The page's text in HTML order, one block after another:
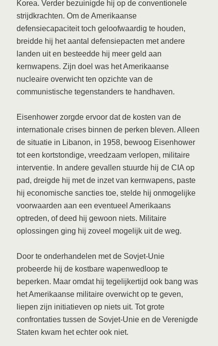
Korea. Verder bezuinigde hij op de conventionele
strijdkrachten. Om de Amerikaanse
defensiecapaciteit toch geloofwaardig te houden,
breidde hij het aantal defensiepacten met andere
landen uit en besteedde hij meer geld aan
kernwapens. Zijn doel was het Amerikaanse
nucleaire overwicht ten opzichte van de
communistische tegenstanders te handhaven.
Eisenhower zorgde ervoor dat de kosten van de
internationale crises binnen de perken bleven. Alleen
de situatie in Libanon, in 1958, bewoog Eisenhower
tot een kortstondige, vreedzaam verlopen, militaire
interventie. In andere gevallen stuurde hij de CIA op
pad, dreigde hij met de inzet van kernwapens, paste
hij economische sancties toe, stelde hij onmogelijke
voorwaarden aan een eventueel Amerikaans
optreden, of deed hij gewoon niets. Militaire
oplossingen ging hij zoveel mogelijk uit de weg.
Door te onderhandelen met de Sovjet-Unie
probeerde hij de kostbare wapenwedloop te
beperken. Maar omdat hij tegelijkertijd ook bang was
het Amerikaanse militaire overwicht op te geven,
liepen zijn initiatieven op niets uit. Tot grote
confrontaties tussen de Sovjet-Unie en de Verenigde
Staten kwam het echter ook niet.